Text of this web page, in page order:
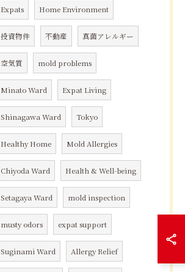
Expats Home Environment
投資物件 不動産 真菌アレルギー
空気質 mold problems
Minato Ward Expat Living
Shinagawa Ward Tokyo
Healthy Home Mold Allergies
Chiyoda Ward Health & Well-being
Setagaya Ward mold inspection
musty odors expat support
Suginami Ward Allergy Relief